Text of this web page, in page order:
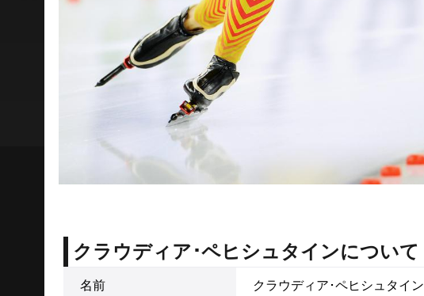
クラウディア･ペヒシュタインについて
名前 クラウディア･ペヒシュタイン